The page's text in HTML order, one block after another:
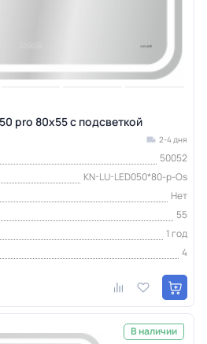
pro 80x55 с подсветкой
2-4 дня
50052
KN-LU-LED050*80-p-Os
Нет
55
1 год
4
В наличии